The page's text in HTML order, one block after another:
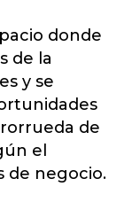
donde
de la
y se
de
el
de negocio.